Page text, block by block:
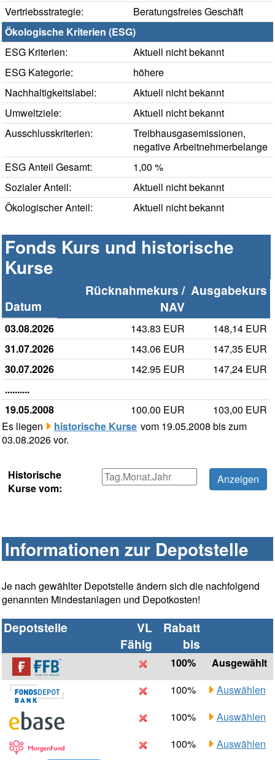
Vertriebsstrategie:
Beratungsfreies Geschäft
Ökologische Kriterien (ESG)
ESG Kriterien:
Aktuell nicht bekannt
ESG Kategorie:
höhere
Nachhaltigkeitslabel:
Aktuell nicht bekannt
Umweltziele:
Aktuell nicht bekannt
Ausschlusskriterien:
Treibhausgasemissionen,
negative Arbeitnehmerbelange
ESG Anteil Gesamt:
1,00 %
Sozialer Anteil:
Aktuell nicht bekannt
Ökologischer Anteil:
Aktuell nicht bekannt
Fonds Kurs und historische
Kurse
Datum
Rücknahmekurs /
NAV
Ausgabekurs
03.08.2026 143.83 EUR
148,14 EUR
31.07.2026
143.06 EUR
147,35 EUR
30.07.2026
142.95 EUR
147,24 EUR
..........
19.05.2008
100.00 EUR
103,00 EUR
Es liegen
historische Kurse vom 19.05.2008 bis zum
03.08.2026 vor.
Historische
Kurse vom:
Informationen zur Depotstelle
Je nach gewählter Depotstelle ändern sich die nachfolgend
genannten Mindestanlagen und Depotkosten!
Depotstelle
VL
Fähig
Rabatt
bis
100%
Ausgewählt
100%
Auswählen
100%
Auswählen
100% Auswählen